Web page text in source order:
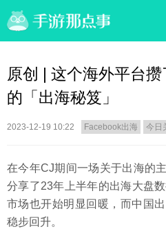
原创 | 这个海外平台
的「出海秘笈」
2023-12-19 10:22 Facebook出海 今日
在今年CJ期间一场关于出海的
分享了23年上半年的出海大盘
市场也开始明显回暖，而中国
稳步回升。